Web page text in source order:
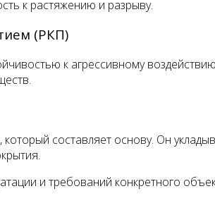
к растяжению и разрыву.
(РКП)
к агрессивному
составляет основу. Он
и требований конкретного